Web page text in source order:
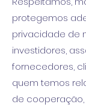
protegemos
privacidade de
investidores,
fornecedores,
quem temos
de